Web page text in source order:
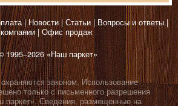
Новости Статьи
Вопросы и ответы
Офис продаж
1995–2026 «Наш паркет»
законом. Использование
только с письменного разрешения
паркет». Сведения, размещенные на